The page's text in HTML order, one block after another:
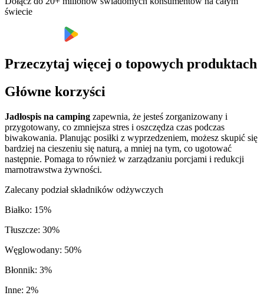
świecie
Przeczytaj więcej o topowych produktach
Główne korzyści
Jadłospis na camping zapewnia, że jesteś zorganizowany i
przygotowany, co zmniejsza stres i oszczędza czas podczas
biwakowania. Planując posiłki z wyprzedzeniem, możesz skupić się
bardziej na cieszeniu się naturą, a mniej na tym, co ugotować
następnie. Pomaga to również w zarządzaniu porcjami i redukcji
marnotrawstwa żywności.
Zalecany podział składników odżywczych
Białko: 15%
Tłuszcze: 30%
Węglowodany: 50%
Błonnik: 3%
Inne: 2%